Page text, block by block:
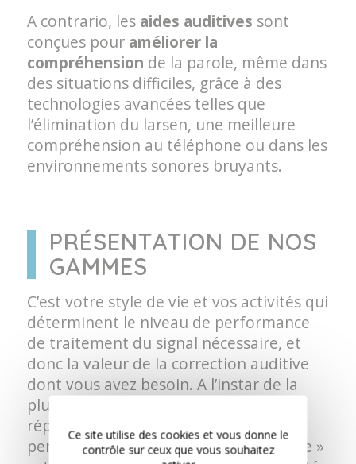
A contrario, les aides auditives sont
conçues pour améliorer la
compréhension de la parole, même dans
des situations difficiles, grâce à des
technologies avancées telles que
l’élimination du larsen, une meilleure
compréhension au téléphone ou dans les
environnements sonores bruyants.
PRÉSENTATION DE NOS
GAMMES
C’est votre style de vie et vos activités qui
déterminent le niveau de performance
de traitement du signal nécessaire, et
donc la valeur de la correction auditive
dont vous avez besoin. A l’instar de la
plupart des fabricants, nous les
répartissons en 4 niveaux de
performance : la gamme « Economique »
Ce site utilise des cookies et vous donne le
contrôle sur ceux que vous souhaitez